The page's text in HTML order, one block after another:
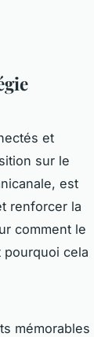
et
sur le
est
renforcer la
comment le
pourquoi cela
mémorables